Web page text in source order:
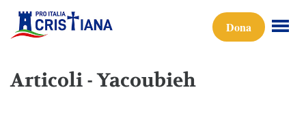
Dona
Articoli - Yacoubieh